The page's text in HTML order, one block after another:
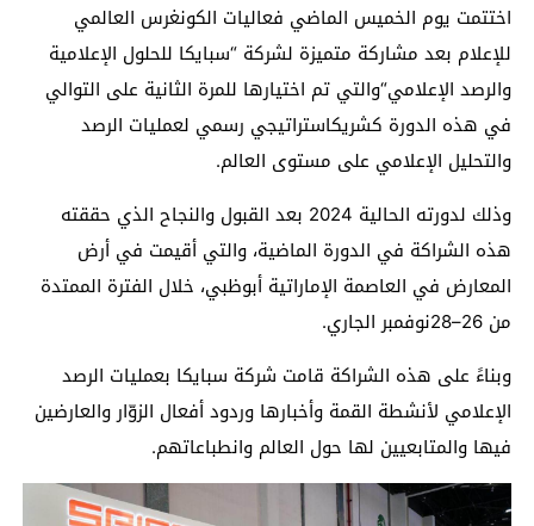
اختتمت يوم الخميس الماضي فعاليات الكونغرس العالمي
للإعلام بعد مشاركة متميزة لشركة “سبايكا للحلول الإعلامية
والرصد الإعلامي“والتي تم اختيارها للمرة الثانية على التوالي
في هذه الدورة كشريكاستراتيجي رسمي لعمليات الرصد
والتحليل الإعلامي على مستوى العالم.
وذلك لدورته الحالية 2024 بعد القبول والنجاح ال
ذي حققته
هذه الشراكة في الدورة الماضية، والتي أقيمت في أرض
المعارض في العاصمة الإماراتية أبوظبي، خلال الفترة الممتدة
من 26
–
28نوفمبر الجاري.
وبناءً على هذه الشراكة قامت شركة سبايكا بعمليات الرصد
الإعلامي لأنشطة القمة وأخبارها وردود أفعال الزوّار والعارضين
فيها والمتابعيين لها حول العالم وانطباعاتهم.